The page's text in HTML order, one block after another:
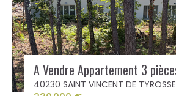
40230 SAINT VINCENT DE TYROSSE